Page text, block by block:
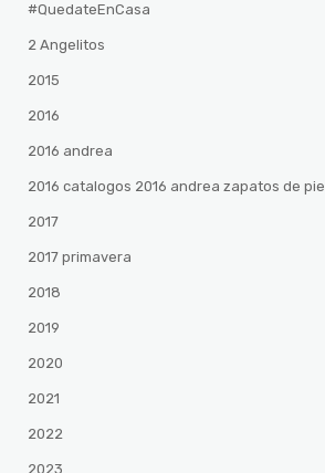
#QuedateEnCasa
2 Angelitos
2015
2016
2016 andrea
2016 catalogos 2016 andrea zapatos de
2017
2017 primavera
2018
2019
2020
2021
2022
2023